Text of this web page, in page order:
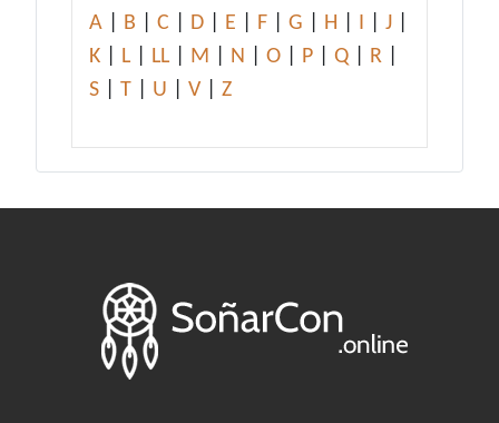
A B C D E F G H I J
K
L LL M N O P Q R
S
T U V Z